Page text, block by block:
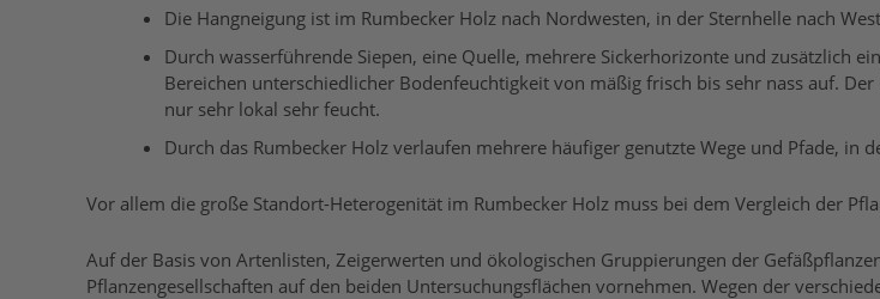
Die Hangneigung ist im Rumbecker Holz nach Nordwesten, in der Sternhelle nach
Durch wasserführende Siepen, eine Quelle, mehrere Sickerhorizonte und zusätzlich
Bereichen unterschiedlicher Bodenfeuchtigkeit von mäßig frisch bis sehr nass auf.
nur sehr lokal sehr feucht.
Durch das Rumbecker Holz verlaufen mehrere häufiger genutzte Wege und Pfade, in
Vor allem die große Standort-Heterogenität im Rumbecker Holz muss bei dem Vergleich der
Auf der Basis von Artenlisten, Zeigerwerten und ökologischen Gruppierungen der
Pflanzengesellschaften auf den beiden Untersuchungsflächen vornehmen. Wegen der